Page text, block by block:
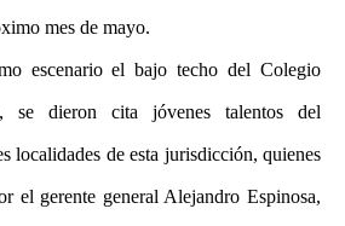
mes de mayo.
escenario el bajo techo del Colegio
se dieron cita jóvenes talentos del
localidades de esta jurisdicción, quienes
el gerente general Alejandro Espinosa,